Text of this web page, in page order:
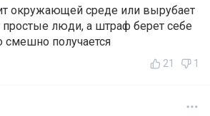
окружающей среде или вырубает
люди, а штраф берет себе
смешно получается
21 1